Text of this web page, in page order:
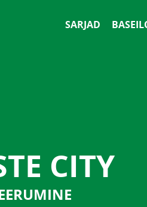
SARJAD
CITY